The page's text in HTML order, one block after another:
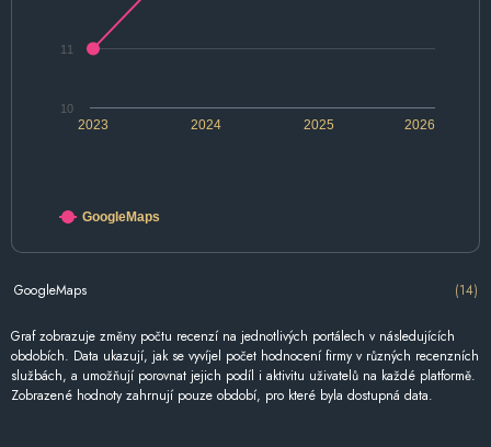
2024 2026
2023 2025
10
11
GoogleMaps
GoogleMaps (14)
Graf zobrazuje změny počtu recenzí na jednotlivých portálech v následujících
obdobích. Data ukazují, jak se vyvíjel počet hodnocení firmy v různých recenzních
službách, a umožňují porovnat jejich podíl i aktivitu uživatelů na každé platformě.
Zobrazené hodnoty zahrnují pouze období, pro které byla dostupná data.